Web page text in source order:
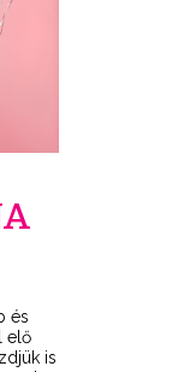
és
elő
is